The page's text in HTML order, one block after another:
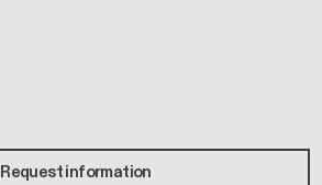
Request information